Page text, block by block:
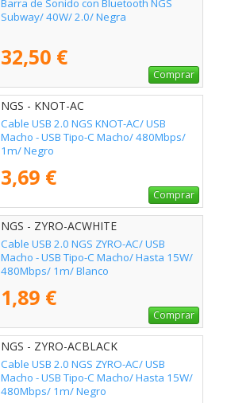
Barra de Sonido con Bluetooth NGS
Subway/ 40W/ 2.0/ Negra
32,50 €
Comprar
NGS - KNOT-AC
Cable USB 2.0 NGS KNOT-AC/ USB
Macho - USB Tipo-C Macho/ 480Mbps/
1m/ Negro
3,69 €
Comprar
NGS - ZYRO-ACWHITE
Cable USB 2.0 NGS ZYRO-AC/ USB
Macho - USB Tipo-C Macho/ Hasta 15W/
480Mbps/ 1m/ Blanco
1,89 €
Comprar
NGS - ZYRO-ACBLACK
Cable USB 2.0 NGS ZYRO-AC/ USB
Macho - USB Tipo-C Macho/ Hasta 15W/
480Mbps/ 1m/ Negro